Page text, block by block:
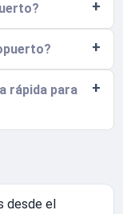
rápida para
desde el